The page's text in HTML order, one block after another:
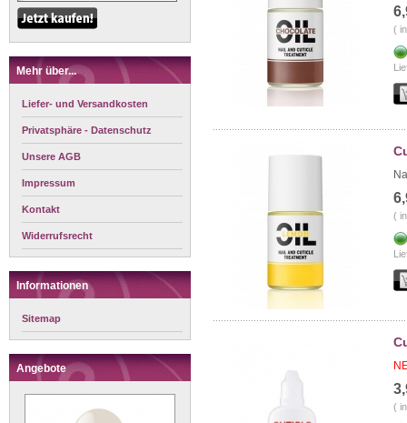
Mehr über...
Liefer- und Versandkosten
Privatsphäre - Datenschutz
Unsere AGB
Impressum
Kontakt
Widerrufsrecht
Informationen
Sitemap
Angebote
(
(
(